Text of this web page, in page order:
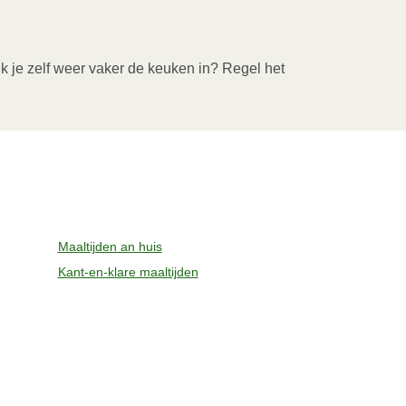
je zelf weer vaker de keuken in? Regel het
Maaltijden an huis
Kant-en-klare maaltijden